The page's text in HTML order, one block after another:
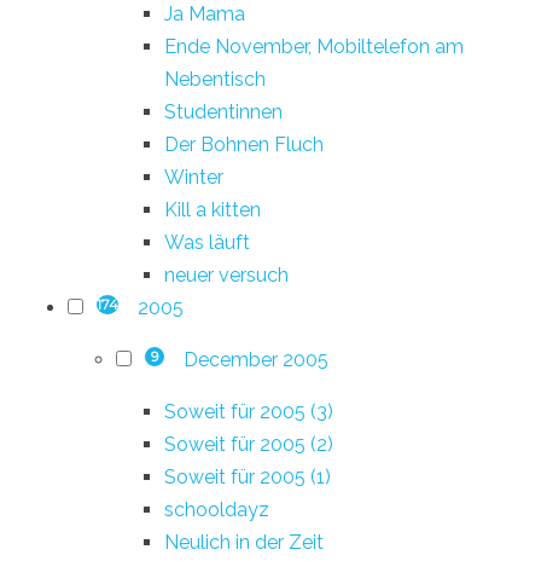
Ja Mama
Ende November, Mobiltelefon am
Nebentisch
Studentinnen
Der Bohnen Fluch
Winter
Kill a kitten
Was läuft
neuer versuch
174 2005
9 December 2005
Soweit für 2005 (3)
Soweit für 2005 (2)
Soweit für 2005 (1)
schooldayz
Neulich in der Zeit